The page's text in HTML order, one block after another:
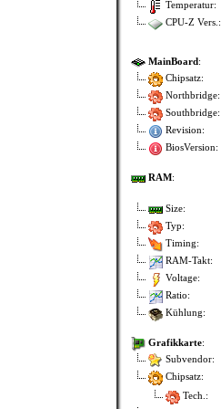
Temperatur:
CPU-Z Vers.:
MainBoard:
Chipsatz:
Northbridge:
Southbridge:
Revision:
BiosVersion:
RAM:
Size:
Typ:
Timing:
RAM-Takt:
Voltage:
Ratio:
Kühlung:
Grafikkarte:
Subvendor:
Chipsatz:
Tech.: